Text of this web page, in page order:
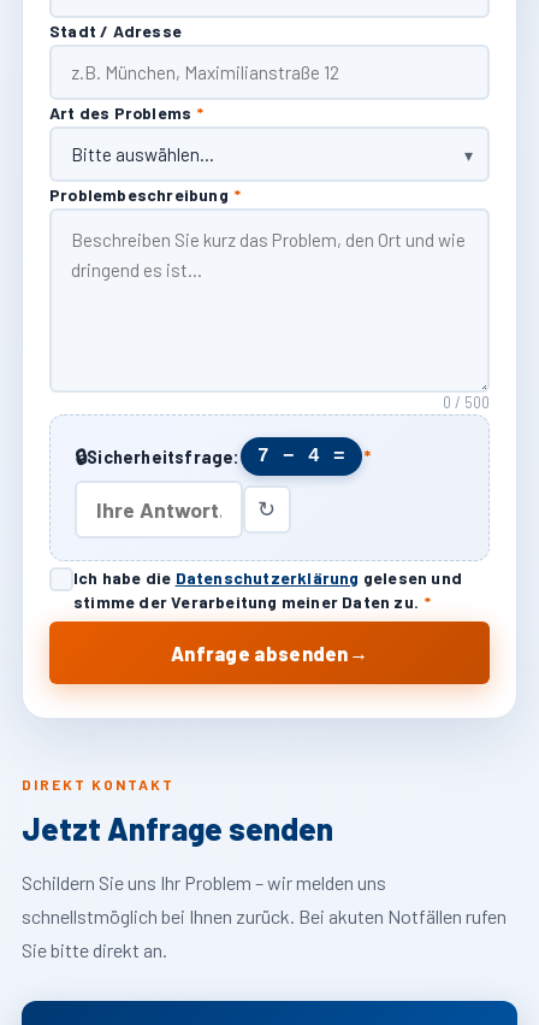
DIREKT KONTAKT
Jetzt Anfrage senden
Schildern Sie uns Ihr Problem – wir melden uns
schnellstmöglich bei Ihnen zurück. Bei akuten Notfällen rufen
Sie bitte direkt an.
Stadt / Adresse
Art des Problems *
Problembeschreibung *
0 / 500
🔒Sicherheitsfrage: 7 − 4 = *
↻
Ich habe die Datenschutzerklärung gelesen und
stimme der Verarbeitung meiner Daten zu. *
Anfrage absenden →